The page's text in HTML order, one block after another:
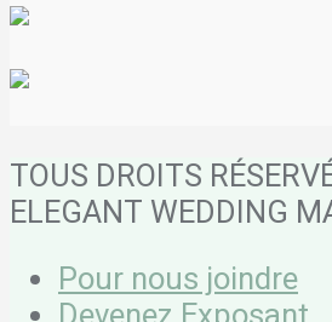
TOUS DROITS
ELEGANT WEDDING
Pour nous joindre